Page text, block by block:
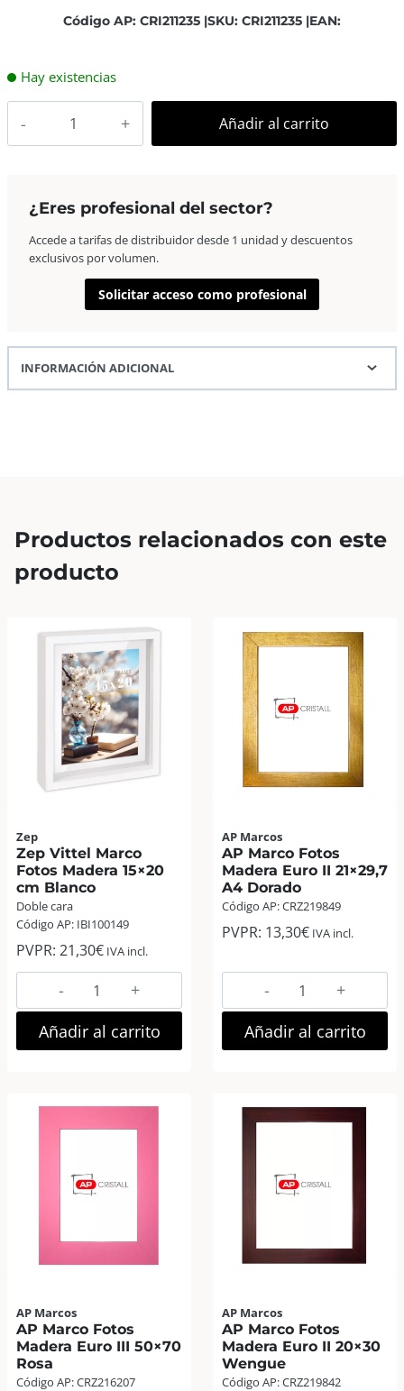
Código AP: CRI211235 |SKU: CRI211235 |EAN:
Hay existencias
para
foto
10×15
Añadir al carrito
¿Eres profesional del sector?
Accede a tarifas de distribuidor desde 1 unidad y descuentos
exclusivos por volumen.
Solicitar acceso como profesional
INFORMACIÓN ADICIONAL
Productos relacionados con este
producto
Zep
Zep Vittel Marco
Fotos Madera 15×20
cm Blanco
Doble cara
Código AP: IBI100149
PVPR: 21,30€ IVA incl.
Zep
Vittel
Marco
Fotos
Añadir al carrito
AP Marcos
AP Marco Fotos
Madera Euro II 21×29,7
A4 Dorado
Código AP: CRZ219849
PVPR: 13,30€ IVA incl.
AP
Marco
Fotos
Madera
21×29,7
cantidad
Añadir al carrito
AP Marcos
AP Marco Fotos
Madera Euro III 50×70
Rosa
Código AP: CRZ216207
AP Marcos
AP Marco Fotos
Madera Euro II 20×30
Wengue
Código AP: CRZ219842